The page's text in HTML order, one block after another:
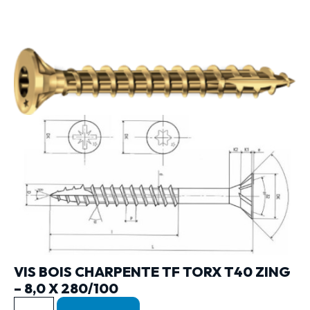
VIS BOIS CHARPENTE TF TORX T40 ZING
– 8,0 X 280/100